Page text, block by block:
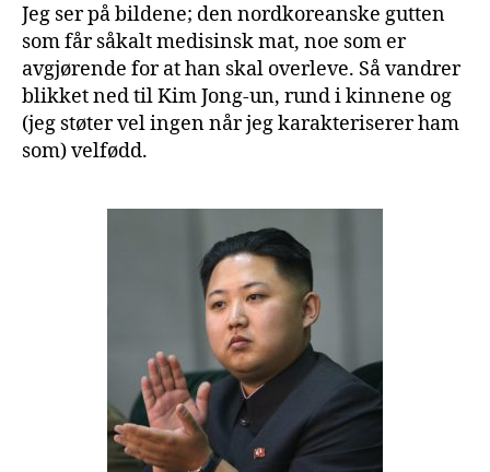
Jeg ser på bildene; den nordkoreanske gutten
som får såkalt medisinsk mat, noe som er
avgjørende for at han skal overleve. Så vandrer
blikket ned til Kim Jong-un, rund i kinnene og
(jeg støter vel ingen når jeg karakteriserer ham
som) velfødd.